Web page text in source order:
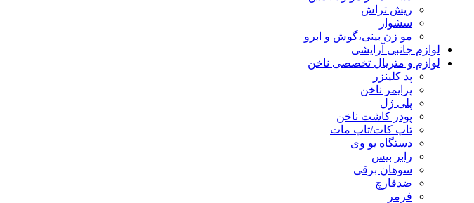
ریش تراش
سشوار
مو زن بینی،گوش و ابرو
لوازم جانبی آرایشی
لوازم و متریال تخصصی ناخن
پد کلینزر
پرایمر ناخن
پلی ژل
پودر کاشت ناخن
تاپ کات/تاپ مات
دستگاه یو وی
رابر بیس
سوهان برقی
ضدقارچ
فرمر